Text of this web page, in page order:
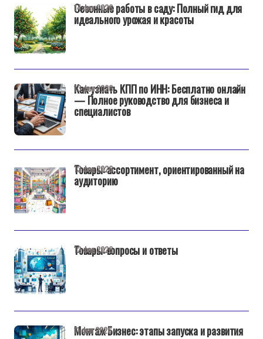
Сезонные работы в саду: Полный гид для
идеального урожая и красоты
14 фев 2026
Как узнать КПП по ИНН: Бесплатно онлайн
— Полное руководство для бизнеса и
специалистов
13 фев 2026
Товары: ассортимент, ориентированный на
аудиторию
13 фев 2026
Товары: вопросы и ответы
12 фев 2026
Монтаж Бизнес: этапы запуска и развития
11 фев 2026